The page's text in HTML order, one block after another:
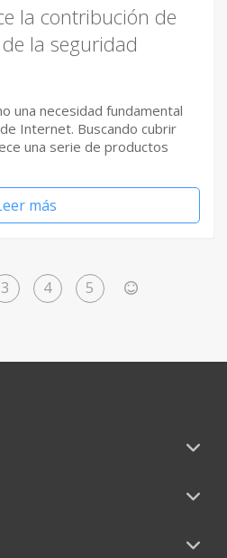
la contribución de
la seguridad
una necesidad fundamental
Internet. Buscando cubrir
una serie de productos
más
3 4 5